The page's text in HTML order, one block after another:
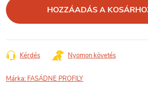
HOZZÁADÁS A
Kérdés Nyomon követés
Márka: FASÁDNE PROFILY